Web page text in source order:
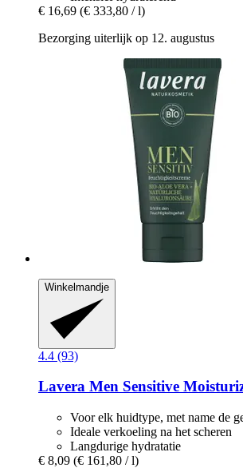
€ 16,69 (€ 333,80 / l)
Bezorging uiterlijk op 12. augustus
Winkelmandje
4.4 (93)
Lavera Men Sensitive
Voor elk huidtype, met name de
Ideale verkoeling na het scheren
Langdurige hydratatie
€ 8,09 (€ 161,80 / l)